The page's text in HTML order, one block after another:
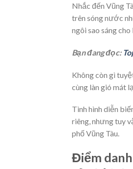
Nhắc đến Vũng
trên sóng nước
ngôi sao sáng
Bạn đang đọc:
Không còn gì
cùng làn gió mát
Tình hình diễn
riêng, nhưng tuy
phố Vũng Tàu.
Điểm